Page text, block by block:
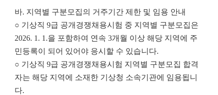
바. 지역별 구분모집의 거주기간 제한 및 임용 안내
○ 기상직 9급 공개경쟁채용시험 중 지역별 구분모집은
2026. 1. 1.을 포함하여 연속 3개월 이상 해당 지역에 주
민등록이 되어 있어야 응시할 수 있습니다.
○ 기상직 9급 공개경쟁채용시험 지역별 구분모집 합격
자는 해당 지역에 소재한 기상청 소속기관에 임용됩니
다.